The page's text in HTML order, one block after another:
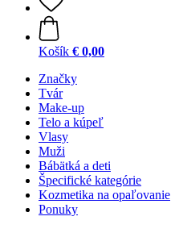
Košík € 0,00
Značky
Tvár
Make-up
Telo a kúpeľ
Vlasy
Muži
Bábätká a deti
Špecifické kategórie
Kozmetika na opaľovanie
Ponuky